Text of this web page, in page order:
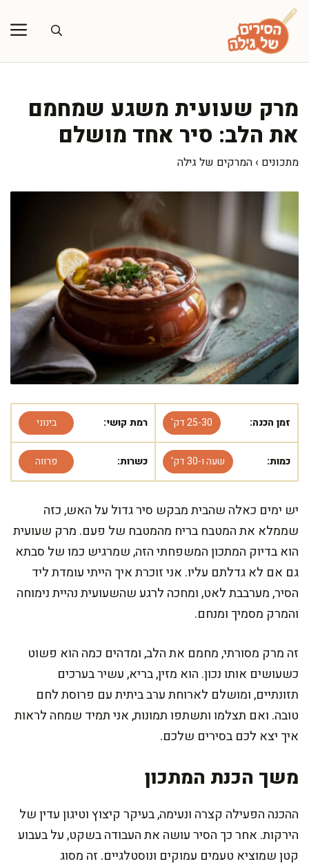
לדלג
לתוכן
מרק שעועית משגע שמחמם
את הלב: סיר אחד מושלם
מתכונים › המרקים של גילה
זמן הכנה: 25-30 דק' רמת קושי: בינוני
כמות: שעה ו-30 דק' כשרות: פרווה
יש ימים כאלה שהבית מבקש סיר גדול על האש, כזה
שממלא את המטבח בריח מהמטבח של פעם. מרק שעועית
הוא בדיוק המתכון המשפחתי הזה, שמרגיש כמו של סבתא
גם אם לא גדלתם עליו. אני זוכרת איך הייתי עומדת ליד
הסיר, מערבבת לאט, ומחכה לרגע שהשעועית נהיית נימוחה
והמרק מסמיך ומנחם.
זה מרק מסורתי, מחמם את הלב, ומדהים כמה הוא פשוט
כשעושים אותו נכון. הוא מזין, בריא, עשיר בערכים
תזונתיים, ומושלם לארוחת ערב ביתית עם פרוסת לחם
טובה. ואם תצלמו ותשתפו תמונות, אני תמיד שמחה לראות
איך יצא לכם בסירים שלכם.
משך הכנת המתכון
ההכנה הפעילה קצרה ונעימה, בעיקר קיצוץ וטיגון עדין של
הירקות. אחר כך הסיר עושה את העבודה בשקט, על בעבוע
קטן שמוציא טעמים עמוקים ונוסטלגיים. זה מסוג